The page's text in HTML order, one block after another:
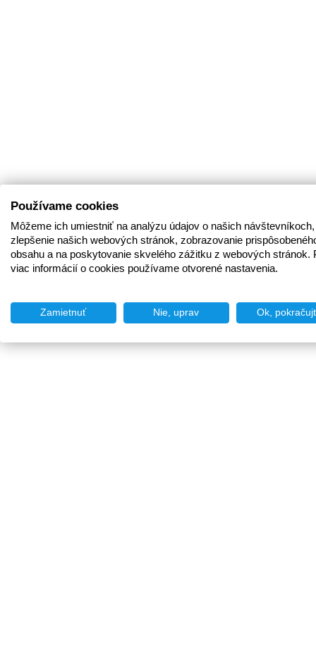
Používame cookies
Môžeme ich umiestniť na analýzu údajov o našich
zlepšenie našich webových stránok, zobrazovanie
obsahu a na poskytovanie skvelého zážitku z webových stránok.
viac informácií o cookies používame otvorené nastavenia.
Zamietnuť Nie, uprav Ok,